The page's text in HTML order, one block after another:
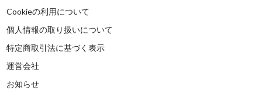
Cookieの利用について
個人情報の取り扱いについて
特定商取引法に基づく表示
運営会社
お知らせ